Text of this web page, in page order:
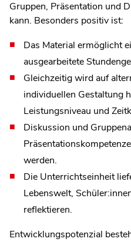
Gruppen, Präsentation und
kann. Besonders positiv ist:
Das Material ermöglicht
ausgearbeitete
Gleichzeitig wird auf
individuellen Gestaltung
Leistungsniveau und
Diskussion und
werden.
Die Unterrichtseinheit
Lebenswelt,
reflektieren.
Entwicklungspotenzial